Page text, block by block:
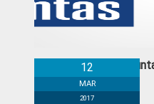
Banco de
12
MAR
2017